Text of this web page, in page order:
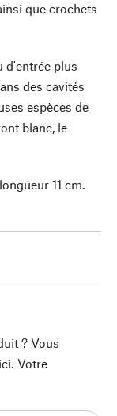
que crochets
d'entrée plus
des cavités
espèces de
blanc, le
11 cm.
? Vous
Votre